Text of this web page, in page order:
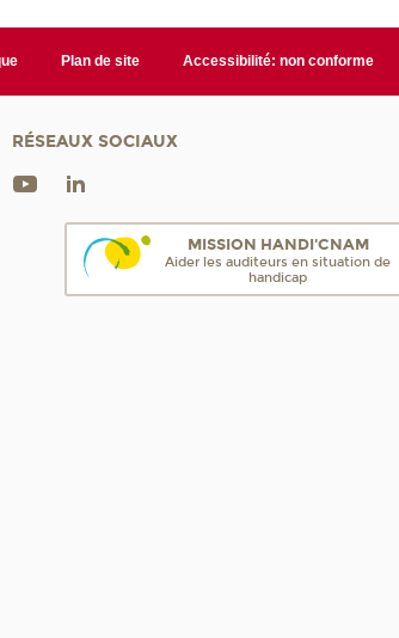
Plan de site Accessibilité: non conforme
RÉSEAUX SOCIAUX
MISSION HANDI'CNAM
Aider les auditeurs en situation de
handicap